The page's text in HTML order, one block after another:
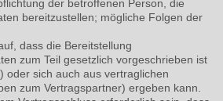
der betroffenen Person, die
bereitzustellen; mögliche Folgen der
dass die Bereitstellung
zum Teil gesetzlich vorgeschrieben ist
oder sich auch aus vertraglichen
zum Vertragspartner) ergeben kann.